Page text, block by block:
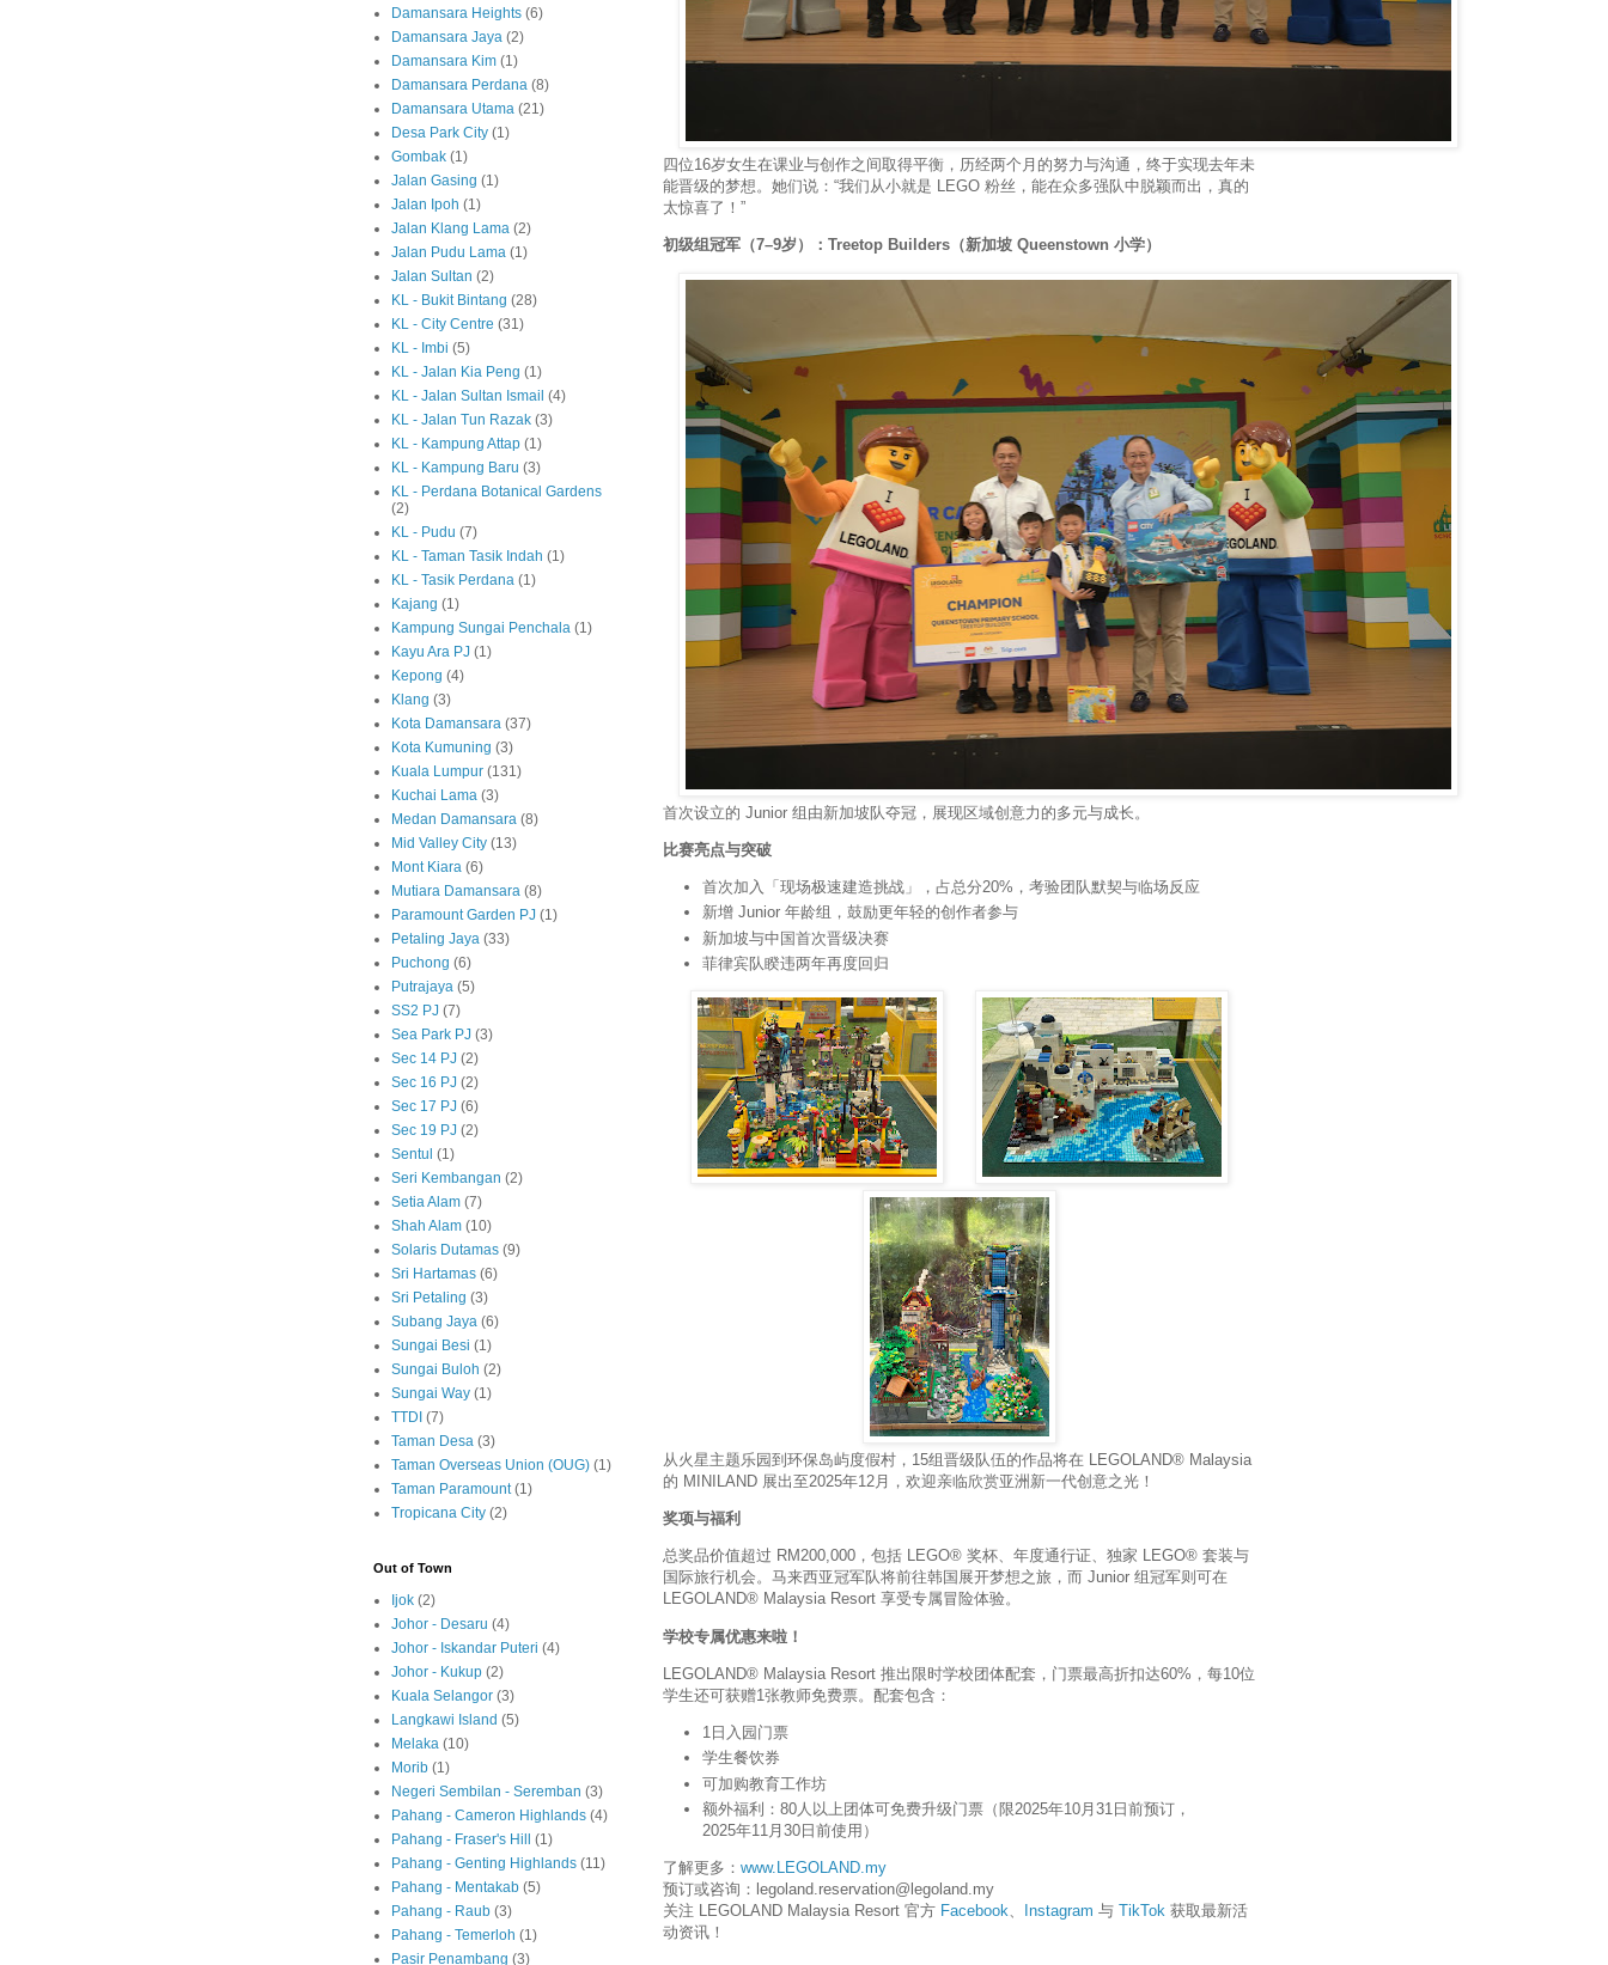
四位16岁女生在课业与创作之间取得平衡，历经两个月的努力与沟通，终于实现去年未
能晋级的梦想。她们说：“我们从小就是 LEGO 粉丝，能在众多强队中脱颖而出，真的
太惊喜了！”
初级组冠军（7–9岁）：Treetop Builders（新加坡 Queenstown 小学）
首次设立的 Junior 组由新加坡队夺冠，展现区域创意力的多元与成长。
比赛亮点与突破
首次加入「现场极速建造挑战」，占总分20%，考验团队默契与临场反应
新增 Junior 年龄组，鼓励更年轻的创作者参与
新加坡与中国首次晋级决赛
菲律宾队睽违两年再度回归
从火星主题乐园到环保岛屿度假村，15组晋级队伍的作品将在 LEGOLAND® Malaysia
的 MINILAND 展出至2025年12月，欢迎亲临欣赏亚洲新一代创意之光！
奖项与福利
总奖品价值超过 RM200,000，包括 LEGO® 奖杯、年度通行证、独家 LEGO® 套装与
国际旅行机会。马来西亚冠军队将前往韩国展开梦想之旅，而 Junior 组冠军则可在
LEGOLAND® Malaysia Resort 享受专属冒险体验。
学校专属优惠来啦！
LEGOLAND® Malaysia Resort 推出限时学校团体配套，门票最高折扣达60%，每10位
学生还可获赠1张教师免费票。配套包含：
1日入园门票
学生餐饮券
可加购教育工作坊
额外福利：80人以上团体可免费升级门票（限2025年10月31日前预订，
2025年11月30日前使用）
了解更多： www.LEGOLAND.my
预订或咨询：legoland.reservation@legoland.my
关注 LEGOLAND Malaysia Resort 官方 Facebook、 Instagram 与 TikTok 获取最新活
动资讯！
Damansara Heights (6)
Damansara Jaya (2)
Damansara Kim (1)
Damansara Perdana (8)
Damansara Utama (21)
Desa Park City (1)
Gombak (1)
Jalan Gasing (1)
Jalan Ipoh (1)
Jalan Klang Lama (2)
Jalan Pudu Lama (1)
Jalan Sultan (2)
KL - Bukit Bintang (28)
KL - City Centre (31)
KL - Imbi (5)
KL - Jalan Kia Peng (1)
KL - Jalan Sultan Ismail (4)
KL - Jalan Tun Razak (3)
KL - Kampung Attap (1)
KL - Kampung Baru (3)
KL - Perdana Botanical Gardens
(2)
KL - Pudu (7)
KL - Taman Tasik Indah (1)
KL - Tasik Perdana (1)
Kajang (1)
Kampung Sungai Penchala (1)
Kayu Ara PJ (1)
Kepong (4)
Klang (3)
Kota Damansara (37)
Kota Kumuning (3)
Kuala Lumpur (131)
Kuchai Lama (3)
Medan Damansara (8)
Mid Valley City (13)
Mont Kiara (6)
Mutiara Damansara (8)
Paramount Garden PJ (1)
Petaling Jaya (33)
Puchong (6)
Putrajaya (5)
SS2 PJ (7)
Sea Park PJ (3)
Sec 14 PJ (2)
Sec 16 PJ (2)
Sec 17 PJ (6)
Sec 19 PJ (2)
Sentul (1)
Seri Kembangan (2)
Setia Alam (7)
Shah Alam (10)
Solaris Dutamas (9)
Sri Hartamas (6)
Sri Petaling (3)
Subang Jaya (6)
Sungai Besi (1)
Sungai Buloh (2)
Sungai Way (1)
TTDI (7)
Taman Desa (3)
Taman Overseas Union (OUG) (1)
Taman Paramount (1)
Tropicana City (2)
Out of Town
Ijok (2)
Johor - Desaru (4)
Johor - Iskandar Puteri (4)
Johor - Kukup (2)
Kuala Selangor (3)
Langkawi Island (5)
Melaka (10)
Morib (1)
Negeri Sembilan - Seremban (3)
Pahang - Cameron Highlands (4)
Pahang - Fraser's Hill
(1)
Pahang - Genting Highlands (11)
Pahang - Mentakab (5)
Pahang - Raub (3)
Pahang - Temerloh (1)
Pasir Penambang (3)